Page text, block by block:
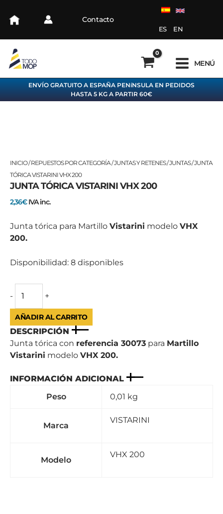
Contacto
ES EN
MENÚ
ENVÍO GRATUITO A ESPAÑA PENíNSULA EN PEDIDOS
HASTA 5 KG A PARTIR 60€
INICIO/REPUESTOS POR CATEGORÍA/JUNTAS Y RETENES/JUNTAS/ JUNTA
TÓRICA VISTARINI VHX 200
JUNTA TÓRICA VISTARINI VHX 200
2,36€ IVA inc.
Junta tórica para Martillo Vistarini modelo VHX
200.
Disponibilidad: 8 disponibles
-
JUNTA
TÓRICA
VISTARINI
VHX
cantidad
+
AÑADIR AL CARRITO
DESCRIPCIÓN
Junta tórica con referencia 30073 para Martillo
Vistarini modelo VHX 200.
INFORMACIÓN ADICIONAL
Peso
0,01 kg
Marca
VISTARINI
Modelo
VHX 200